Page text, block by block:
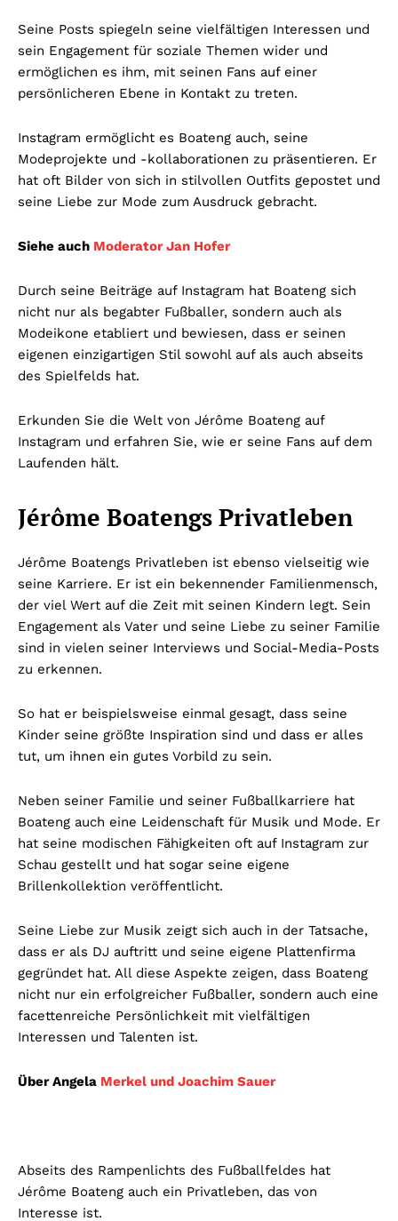
Seine Posts spiegeln seine vielfältigen Interessen und
sein Engagement für soziale Themen wider und
ermöglichen es ihm, mit seinen Fans auf einer
persönlicheren Ebene in Kontakt zu treten.
Instagram ermöglicht es Boateng auch, seine
Modeprojekte und -kollaborationen zu präsentieren. Er
hat oft Bilder von sich in stilvollen Outfits gepostet und
seine Liebe zur Mode zum Ausdruck gebracht.
Siehe auch Moderator Jan Hofer
Durch seine Beiträge auf Instagram hat Boateng sich
nicht nur als begabter Fußballer, sondern auch als
Modeikone etabliert und bewiesen, dass er seinen
eigenen einzigartigen Stil sowohl auf als auch abseits
des Spielfelds hat.
Erkunden Sie die Welt von Jérôme Boateng auf
Instagram und erfahren Sie, wie er seine Fans auf dem
Laufenden hält.
Jérôme Boatengs Privatleben
Jérôme Boatengs Privatleben ist ebenso vielseitig wie
seine Karriere. Er ist ein bekennender Familienmensch,
der viel Wert auf die Zeit mit seinen Kindern legt. Sein
Engagement als Vater und seine Liebe zu seiner Familie
sind in vielen seiner Interviews und Social-Media-Posts
zu erkennen.
So hat er beispielsweise einmal gesagt, dass seine
Kinder seine größte Inspiration sind und dass er alles
tut, um ihnen ein gutes Vorbild zu sein.
Neben seiner Familie und seiner Fußballkarriere hat
Boateng auch eine Leidenschaft für Musik und Mode. Er
hat seine modischen Fähigkeiten oft auf Instagram zur
Schau gestellt und hat sogar seine eigene
Brillenkollektion veröffentlicht.
Seine Liebe zur Musik zeigt sich auch in der Tatsache,
dass er als DJ auftritt und seine eigene Plattenfirma
gegründet hat. All diese Aspekte zeigen, dass Boateng
nicht nur ein erfolgreicher Fußballer, sondern auch eine
facettenreiche Persönlichkeit mit vielfältigen
Interessen und Talenten ist.
Über Angela Merkel und Joachim Sauer
Abseits des Rampenlichts des Fußballfeldes hat
Jérôme Boateng auch ein Privatleben, das von
Interesse ist.